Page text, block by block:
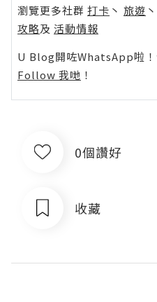
瀏覽更多社群 打卡 丶 旅遊 丶
攻略及 活動情報
U Blog開咗WhatsApp啦！
Follow 我哋 ！
0個讚好
收藏